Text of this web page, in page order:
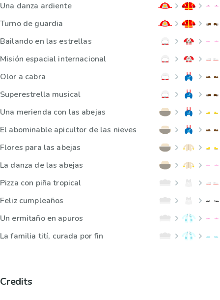
Una danza ardiente
Turno de guardia
Bailando en las estrellas
Misión espacial internacional
Olor a cabra
Superestrella musical
Una merienda con las abejas
El abominable apicultor de las nieves
Flores para las abejas
La danza de las abejas
Pizza con piña tropical
Feliz cumpleaños
Un ermitaño en apuros
La familia tití, curada por fin
Credits